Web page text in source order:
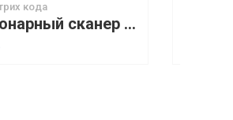
кода
Стационарный сканер штрих-кодов G-SENSE DS6000